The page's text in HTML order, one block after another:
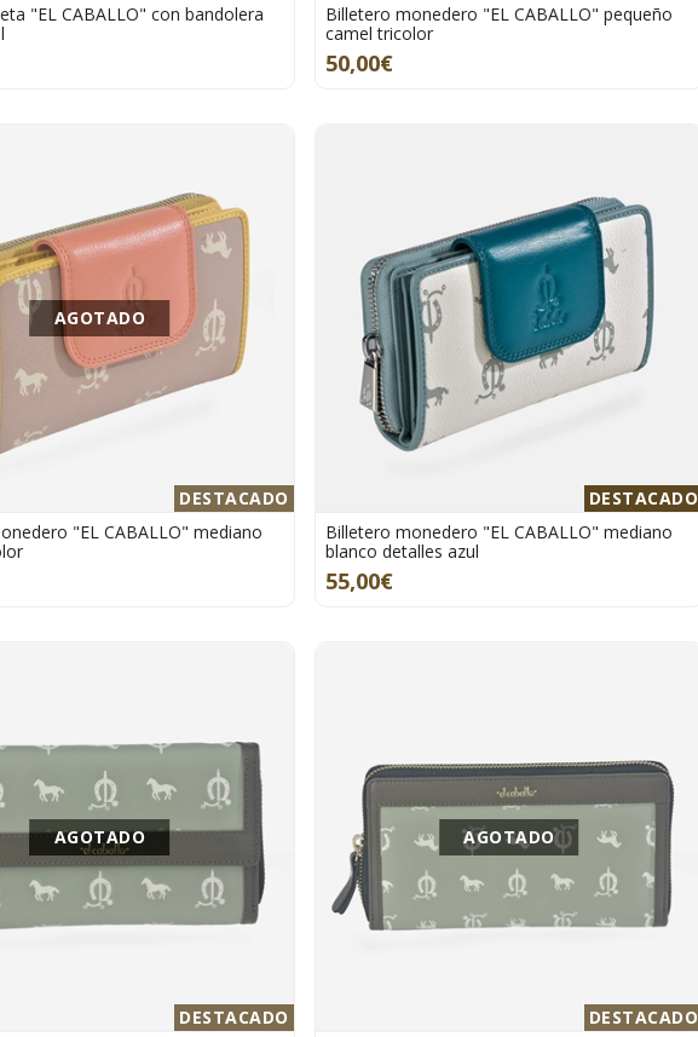
"EL CABALLO" con bandolera
Billetero monedero "EL CABALLO" pequeño
camel tricolor
50,00€
DESTACADO
AGOTADO
"EL CABALLO" mediano
DESTACADO
Billetero monedero "EL CABALLO" mediano
blanco detalles azul
55,00€
DESTACADO
AGOTADO
DESTACADO
AGOTADO